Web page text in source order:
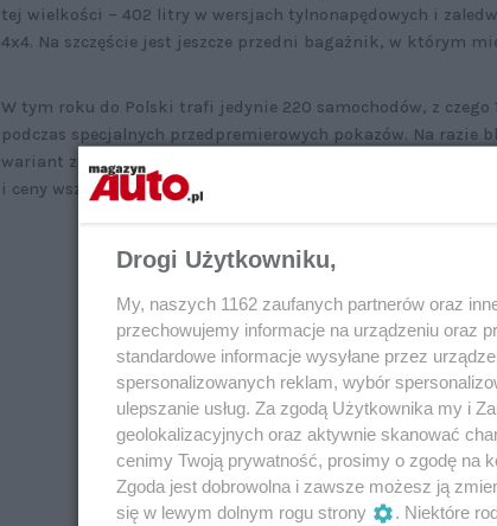
tej wielkości – 402 litry w wersjach tylnonapędowych i
4x4. Na szczęście jest jeszcze przedni bagażnik, w którym
W tym roku do Polski trafi jedynie 220 samochodów, z czego
podczas specjalnych przedpremierowych pokazów. Na razie
wariant z większym akumulatorem i napędem na 4 koła. Oto
i ceny wszystkich oferowanych obecnie wersji.
Drogi Użytkowniku,
My, naszych 1162 zaufanych partnerów oraz
przechowujemy informacje na urządzeniu oraz
standardowe informacje wysyłane przez
spersonalizowanych reklam, wybór
ulepszanie usług. Za zgodą Użytkownika my i
geolokalizacyjnych oraz aktywnie skanować
cenimy Twoją prywatność, prosimy o zgodę na
Zgoda jest dobrowolna i zawsze możesz ją
się w lewym dolnym rogu strony
. Niektóre